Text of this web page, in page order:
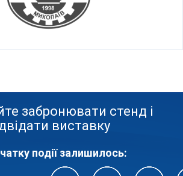
забронювати стенд і
виставку
події залишилось: